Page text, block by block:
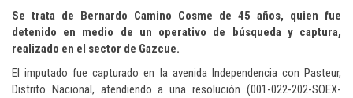
Se trata de Bernardo Camino Cosme de 45 años, quien fue
detenido en medio de un operativo de búsqueda y captura,
realizado en el sector de Gazcue.
El imputado fue capturado en la avenida Independencia con Pasteur,
Distrito Nacional, atendiendo a una resolución (001-022-202-SOEX-